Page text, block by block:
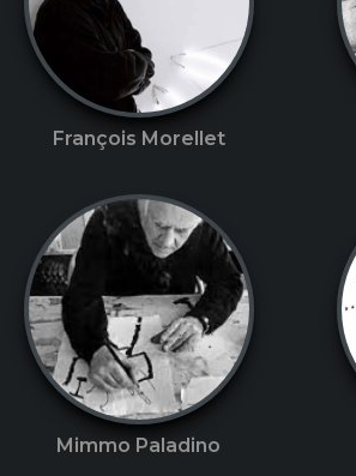
François Morellet
Mimmo Paladino